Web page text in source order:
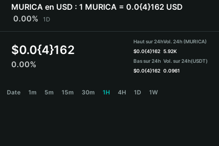
Bahasa Indonesia
ภาษาไทย
हिन्दी
Español
Português (Brasil)
MURICA en USD : 1 MURICA = 0.0{4}162 USD
0.00%
1D
$0.0{4}162
0.00%
Haut sur 24h
$0.0{4}162
Bas sur 24h
$0.0{4}162
Vol. 24h (MURICA)
5.92K
Vol. sur 24h(USDT)
0.0961
Date 1m 5m 15m 30m 1H 4H 1D 1W